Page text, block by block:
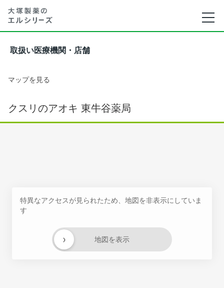
取扱い医療機関・店舗
マップを見る
クスリのアオキ 東牛谷薬局
特異なアクセスが見られたため、地図を非表示にしていま
す
地図を表示
›